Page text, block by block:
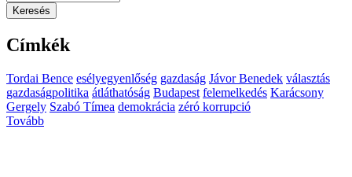
Keresés
Címkék
Tordai Bence esélyegyenlőség gazdaság Jávor Benedek választás
gazdaságpolitika átláthatóság Budapest felemelkedés Karácsony
Gergely Szabó Tímea demokrácia zéró korrupció
Tovább